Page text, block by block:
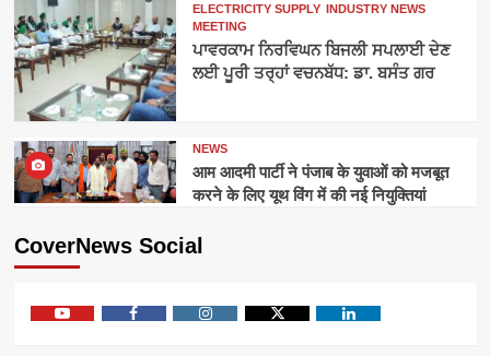
ELECTRICITY SUPPLY INDUSTRY NEWS
MEETING
ਪਾਵਰਕਾਮ ਨਿਰਵਿਘਨ ਬਿਜਲੀ ਸਪਲਾਈ ਦੇਣ
ਲਈ ਪੂਰੀ ਤਰ੍ਹਾਂ ਵਚਨਬੱਧ: ਡਾ. ਬਸੰਤ ਗਰ
NEWS
आम आदमी पार्टी ने पंजाब के युवाओं को मजबूत
करने के लिए यूथ विंग में की नई नियुक्तियां
CoverNews Social